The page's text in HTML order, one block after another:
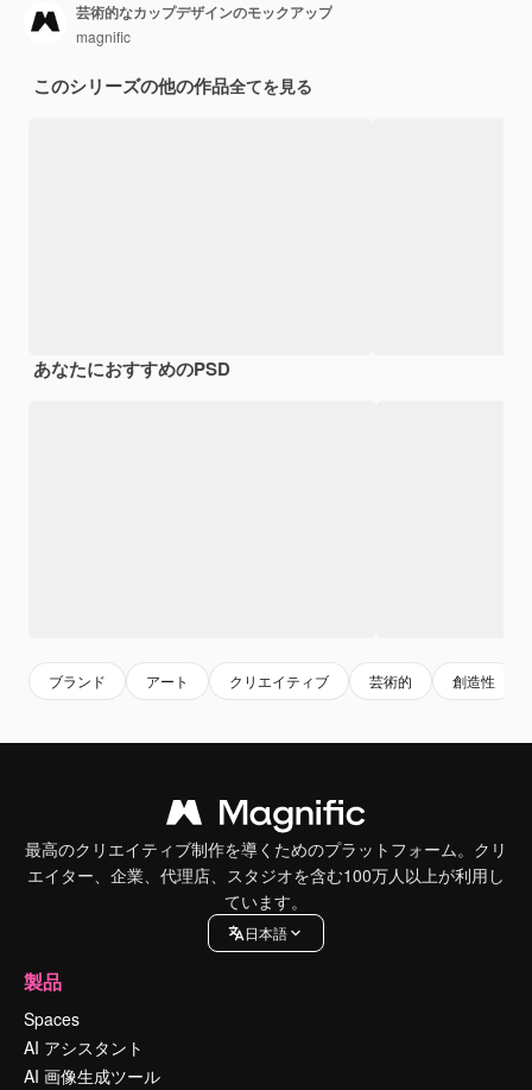
芸術的なカップデザインのモックアップ
magnific
このシリーズの他の作品全てを見る
あなたにおすすめのPSD
ブランド アート クリエイティブ 芸術的 創造性
最高のクリエイティブ制作を導くためのプラットフォーム。クリ
エイター、企業、代理店、スタジオを含む100万人以上が利用し
ています。
日本語
製品
Spaces
AI アシスタント
AI 画像生成ツール